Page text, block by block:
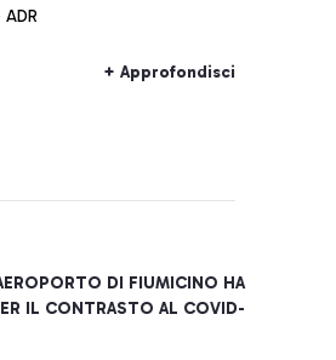
+ Approfondisci
DI FIUMICINO HA
IL CONTRASTO AL COVID-